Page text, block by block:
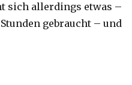
sich allerdings etwas –
gebraucht – und